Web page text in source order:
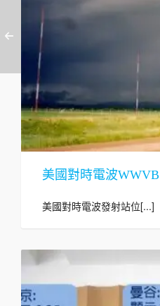
美國對時電波WWVB
美國對時電波發射站位[...]